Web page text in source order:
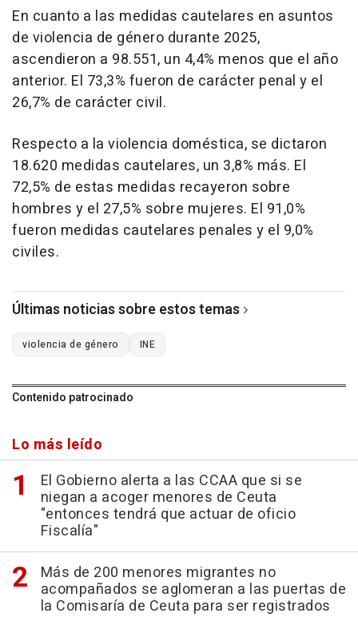
En cuanto a las medidas cautelares en asuntos
de violencia de género durante 2025,
ascendieron a 98.551, un 4,4% menos que el año
anterior. El 73,3% fueron de carácter penal y el
26,7% de carácter civil.
Respecto a la violencia doméstica, se dictaron
18.620 medidas cautelares, un 3,8% más. El
72,5% de estas medidas recayeron sobre
hombres y el 27,5% sobre mujeres. El 91,0%
fueron medidas cautelares penales y el 9,0%
civiles.
Últimas noticias sobre estos temas
violencia de género INE
Contenido patrocinado
Lo más leído
El Gobierno alerta a las CCAA que si se
niegan a acoger menores de Ceuta
"entonces tendrá que actuar de oficio
Fiscalía"
Más de 200 menores migrantes no
acompañados se aglomeran a las puertas de
la Comisaría de Ceuta para ser registrados